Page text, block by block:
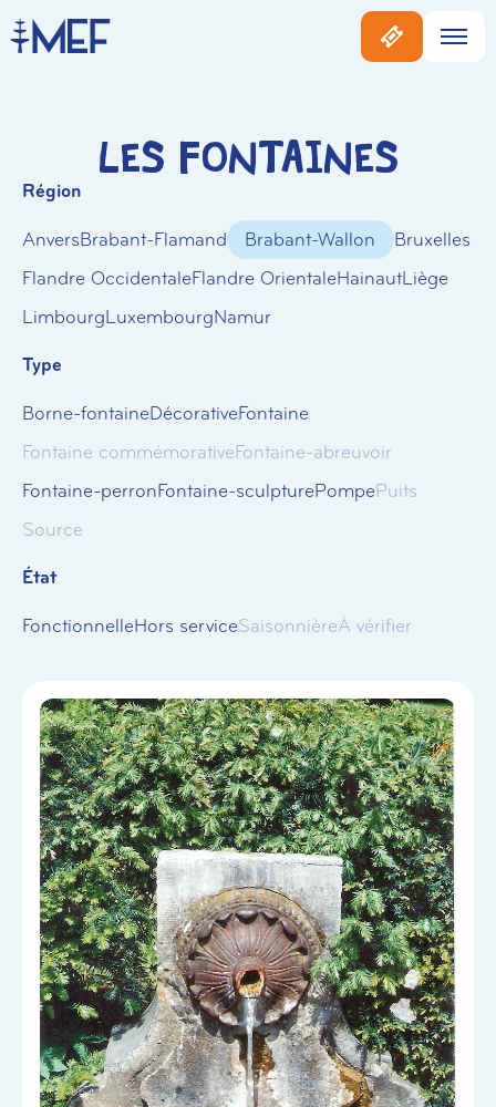
Les Fontaines
Région
AnversBrabant-Flamand Brabant-Wallon
Bruxelles
Flandre OccidentaleFlandre OrientaleHainautLiège
LimbourgLuxembourgNamur
Type
Borne-fontaineDécorativeFontaine
Fontaine commémorativeFontaine-abreuvoir
Fontaine-perronFontaine-sculpturePompePuits
Source
État
FonctionnelleHors serviceSaisonnièreÀ vérifier